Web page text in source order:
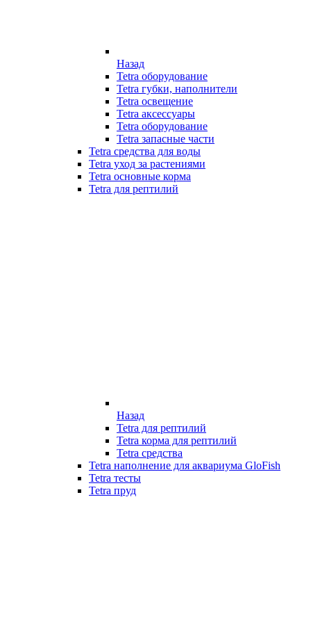
Назад
Tetra оборудование
Tetra губки, наполнители
Tetra освещение
Tetra аксессуары
Tetra оборудование
Tetra запасные части
Tetra средства для воды
Tetra уход за растениями
Tetra основные корма
Tetra для рептилий
Назад
Tetra для рептилий
Tetra корма для рептилий
Tetra средства
Tetra наполнение для аквариума GloFish
Tetra тесты
Tetra пруд